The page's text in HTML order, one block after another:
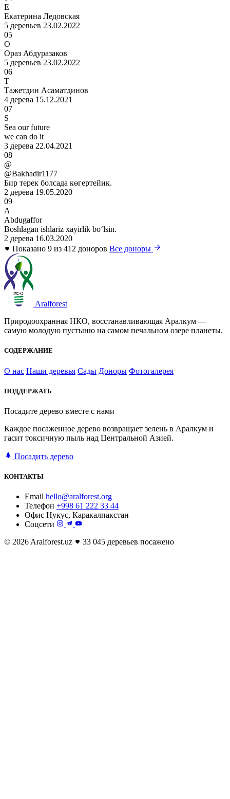
Е
Екатерина Ледовская
5 деревьев 23.02.2022
05
О
Ораз Абдуразаков
5 деревьев 23.02.2022
06
Т
Тажетдин Асаматдинов
4 дерева 15.12.2021
07
S
Sea our future
we can do it
3 дерева 22.04.2021
08
@
@Bakhadir1177
Бир терек болсада көгертейик.
2 дерева 19.05.2020
09
A
Abdugaffor
Boshlagan ishlariz xayirlik boʻlsin.
2 дерева 16.03.2020
Показано 9 из 412 доноров Все доноры
Aralforest
Природоохранная НКО, восстанавливающая Аралкум —
самую молодую пустыню на самом печальном озере планеты.
СОДЕРЖАНИЕ
О нас Наши деревья Сады Доноры Фотогалерея
ПОДДЕРЖАТЬ
Посадите дерево вместе с нами
Каждое посаженное дерево возвращает зелень в Аралкум и
гасит токсичную пыль над Центральной Азией.
Посадить дерево
КОНТАКТЫ
Email hello@aralforest.org
Телефон +998 61 222 33 44
Офис Нукус, Каракалпакстан
Соцсети
© 2026 Aralforest.uz
33 045 деревьев посажено